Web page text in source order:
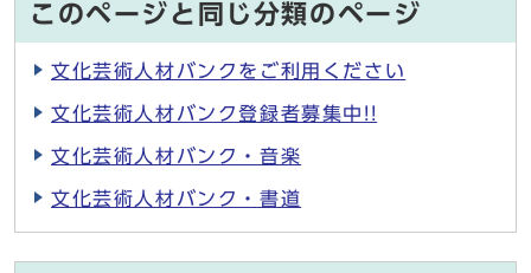
このページと同じ分類のページ
文化芸術人材バンクをご利用ください
文化芸術人材バンク登録者募集中!!
文化芸術人材バンク・音楽
文化芸術人材バンク・書道